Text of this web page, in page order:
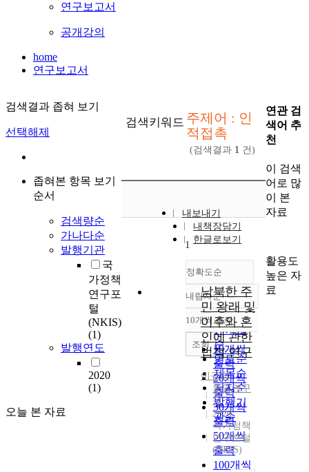
연구보고서
공개강의
home
연구보고서
검색결과 좁혀 보기
선택해제
좁혀본 항목 보기
순서
검색량순
가나다순
발행기관
국
가정책
연구포
털
(NKIS)
(1)
발행연도
2020
(1)
오늘 본 자료
검색키워드 주제어 : 인
적접촉
(검색결과 1 건)
내보내기
내책장담기
한글로보기
정확도순
정확도
순
인기도
순
연도순
제목순
저자순
발행기
관순
내림차순
내림차순
10개씩 출력
10개씩
출력
20개씩
출력
30개씩
출력
50개씩
출력
100개씩
조회
1
남북한 주
민 왕래 및
이주와 혼
인에 관한
법적 연구
이규창
통일연구
원
2020
국가정책
연구포털
(NKIS)
연관 검
색어 추
천
이 검색
어로 많
이 본
자료
활용도
높은 자
료